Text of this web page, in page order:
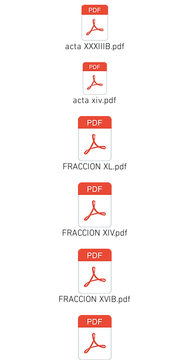
acta XXXIIIB.pdf
acta xiv.pdf
FRACCION XL.pdf
FRACCION XIV.pdf
FRACCION XVIB.pdf